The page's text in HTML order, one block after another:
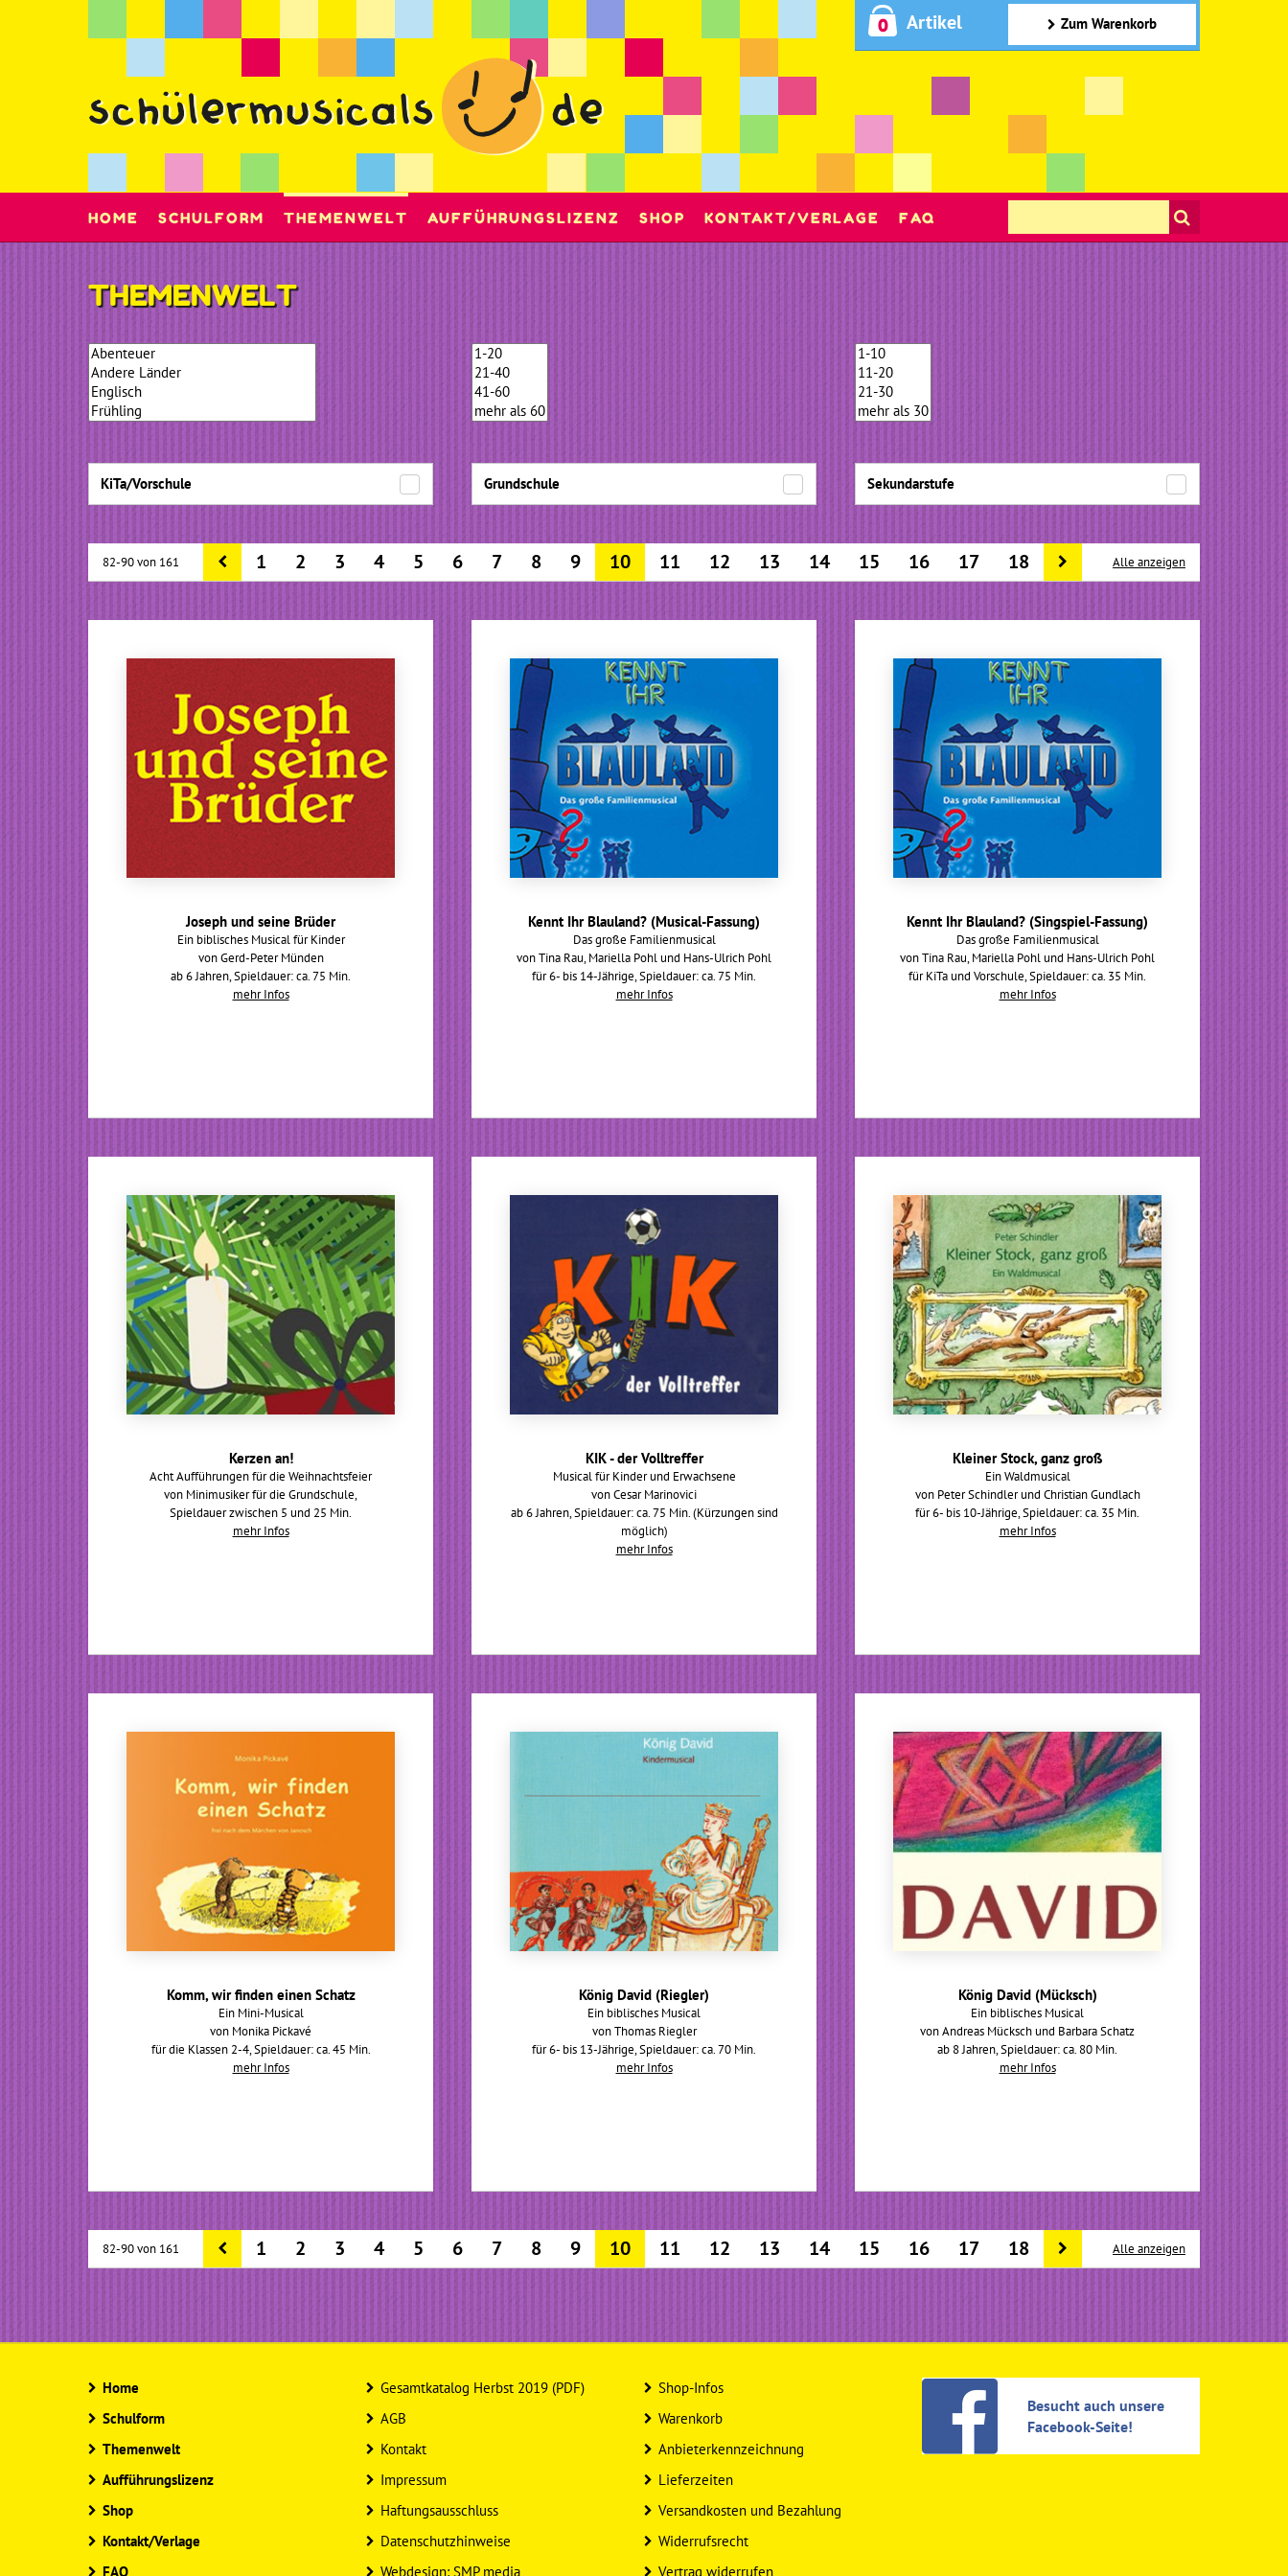
0 Artikel Zum Warenkorb
HOME SCHULFORM THEMENWELT AUFFÜHRUNGSLIZENZ SHOP KONTAKT/VERLAGE FAQ
THEMENWELT
KiTa/Vorschule Grundschule Sekundarstufe
82-90 von 161 1 2 3 4 5 6 7 8 9 10 11 12 13 14 15 16 17 18 Alle anzeigen
Joseph und seine Brüder
Ein biblisches Musical für Kinder
von Gerd-Peter Münden
ab 6 Jahren, Spieldauer: ca. 75 Min.
mehr Infos
Kennt Ihr Blauland? (Musical-Fassung)
Das große Familienmusical
von Tina Rau, Mariella Pohl und Hans-Ulrich Pohl
für 6- bis 14-Jährige, Spieldauer: ca. 75 Min.
mehr Infos
Kennt Ihr Blauland? (Singspiel-Fassung)
Das große Familienmusical
von Tina Rau, Mariella Pohl und Hans-Ulrich Pohl
für KiTa und Vorschule, Spieldauer: ca. 35 Min.
mehr Infos
Kerzen an!
Acht Aufführungen für die Weihnachtsfeier
von Minimusiker für die Grundschule,
Spieldauer zwischen 5 und 25 Min.
mehr Infos
KIK - der Volltreffer
Musical für Kinder und Erwachsene
von Cesar Marinovici
ab 6 Jahren, Spieldauer: ca. 75 Min. (Kürzungen sind
möglich)
mehr Infos
Kleiner Stock, ganz groß
Ein Waldmusical
von Peter Schindler und Christian Gundlach
für 6- bis 10-Jährige, Spieldauer: ca. 35 Min.
mehr Infos
Komm, wir finden einen Schatz
Ein Mini-Musical
von Monika Pickavé
für die Klassen 2-4, Spieldauer: ca. 45 Min.
mehr Infos
König David (Riegler)
Ein biblisches Musical
von Thomas Riegler
für 6- bis 13-Jährige, Spieldauer: ca. 70 Min.
mehr Infos
König David (Mücksch)
Ein biblisches Musical
von Andreas Mücksch und Barbara Schatz
ab 8 Jahren, Spieldauer: ca. 80 Min.
mehr Infos
82-90 von 161 1 2 3 4 5 6 7 8 9 10 11 12 13 14 15 16 17 18 Alle anzeigen
Home
Schulform
Themenwelt
Aufführungslizenz
Shop
Kontakt/Verlage
FAQ
Gesamtkatalog Herbst 2019 (PDF)
AGB
Kontakt
Impressum
Haftungsausschluss
Datenschutzhinweise
Webdesign: SMP media
Shop-Infos
Warenkorb
Anbieterkennzeichnung
Lieferzeiten
Versandkosten und Bezahlung
Widerrufsrecht
Vertrag widerrufen
Besucht auch unsere
Facebook-Seite!